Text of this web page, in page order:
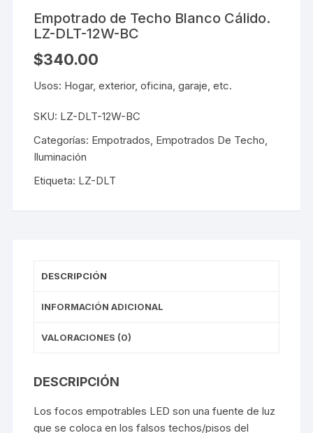
Empotrado de Techo Blanco Cálido.
LZ-DLT-12W-BC
$340.00
Usos: Hogar, exterior, oficina, garaje, etc.
SKU: LZ-DLT-12W-BC
Categorías: Empotrados Empotrados De Techo
Iluminación
Etiqueta: LZ-DLT
DESCRIPCIÓN
INFORMACIÓN ADICIONAL
VALORACIONES (0)
DESCRIPCIÓN
Los focos empotrables LED son una fuente de luz
que se coloca en los falsos techos/pisos del